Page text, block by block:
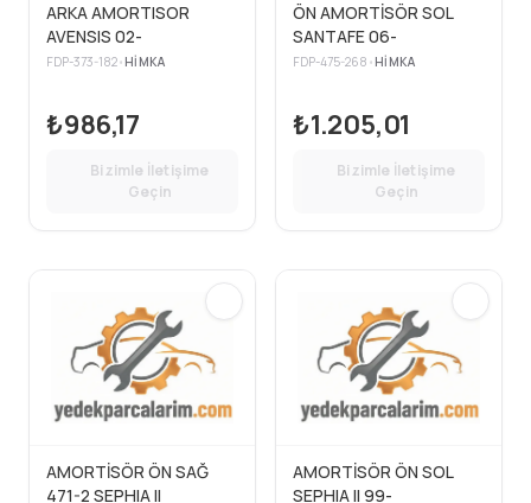
ARKA AMORTISOR
AVENSIS 02-
FDP-373-182• HIMKA
₺986,17
Bizimle İletişime
Geçin
ÖN AMORTİSÖR SOL
SANTAFE 06-
FDP-475-268 • HIMKA
₺1.205,01
Bizimle İletişime
Geçin
AMORTİSÖR ÖN SAĞ
471-2 SEPHIA II
AMORTİSÖR ÖN SOL
SEPHIA II 99-